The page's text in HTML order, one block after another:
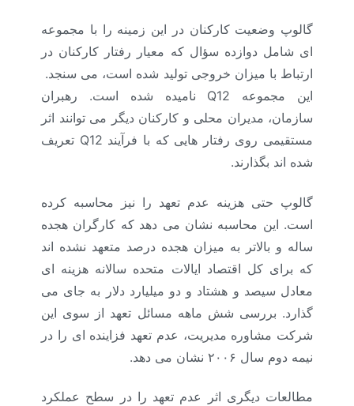
گالوپ وضعیت کارکنان در این زمینه را با مجموعه
ای شامل دوازده سؤال که معیار رفتار کارکنان در
ارتباط با میزان خروجی تولید شده است، می سنجد.
این مجموعه Q12
نامیده شده است. رهبران
سازمان، مدیران محلی و کارکنان دیگر می توانند اثر
مستقیمی روی رفتار هایی که با فرآیند Q12 تعریف
شده اند بگذارند.
گالوپ حتی هزینه عدم تعهد را نیز محاسبه کرده
است. این محاسبه نشان می دهد که کارگران هجده
ساله و بالاتر به میزان هجده درصد متعهد نشده اند
که برای کل اقتصاد ایالات متحده سالانه هزینه ای
معادل سیصد و هشتاد و دو میلیارد دلار به جای می
گذارد. بررسی شش ماهه مسائل تعهد از سوی این
شرکت مشاوره مدیریت، عدم تعهد فزاینده ای را در
نیمه دوم سال ۲۰۰۶ نشان می دهد.
مطالعات دیگری اثر عدم تعهد را در سطح عملکرد